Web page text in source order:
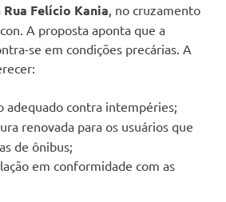
Rua Felício Kania, no cruzamento
A proposta aponta que a
se em condições precárias. A
adequado contra intempéries;
renovada para os usuários que
de ônibus;
em conformidade com as